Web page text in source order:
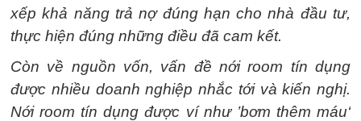
xếp khả năng trả nợ đúng hạn cho nhà đầu tư,
thực hiện đúng những điều đã cam kết.
Còn về nguồn vốn, vấn đề nới room tín dụng
được nhiều doanh nghiệp nhắc tới và kiến nghị.
Nới room tín dụng được ví như ’bơm thêm máu‘